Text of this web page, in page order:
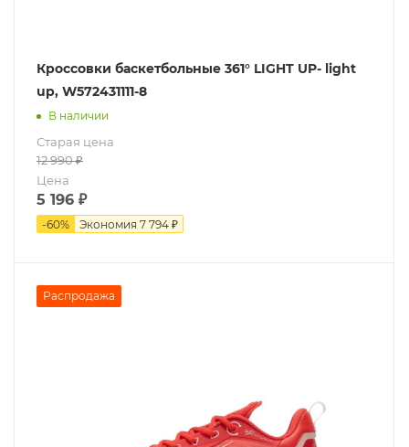
Кроссовки баскетбольные 361° LIGHT UP- light
up, W572431111-8
В наличии
Старая цена
12 990₽
Цена
5 196 ₽
-60% Экономия 7 794 ₽
Распродажа